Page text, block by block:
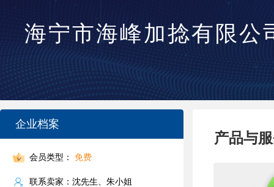
海宁市海峰加捻有限公
企业档案
会员类型： 免费
联系卖家：沈先生、朱小姐
产品与